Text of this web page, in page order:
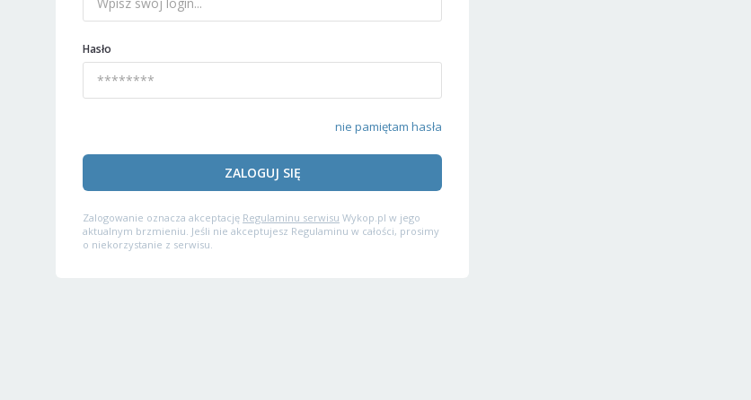
Hasło
nie pamiętam hasła
ZALOGUJ SIĘ
Zalogowanie oznacza akceptację Regulaminu serwisu Wykop.pl w jego
aktualnym brzmieniu. Jeśli nie akceptujesz Regulaminu w całości, prosimy
o niekorzystanie z serwisu.